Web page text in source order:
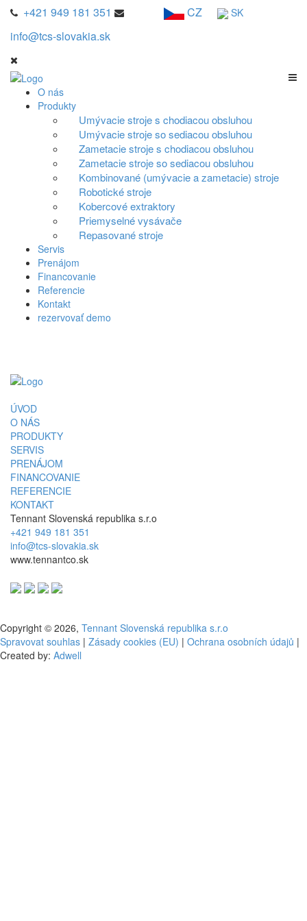
+421 949 181 351
info@tcs-slovakia.sk
CZ SK
O nás
Produkty
Umývacie stroje s chodiacou obsluhou
Umývacie stroje so sediacou obsluhou
Zametacie stroje s chodiacou obsluhou
Zametacie stroje so sediacou obsluhou
Kombinované (umývacie a zametacie) stroje
Robotické stroje
Kobercové extraktory
Priemyselné vysávače
Repasované stroje
Servis
Prenájom
Financovanie
Referencie
Kontakt
rezervovať demo
ÚVOD
O NÁS
PRODUKTY
SERVIS
PRENÁJOM
FINANCOVANIE
REFERENCIE
KONTAKT
Tennant Slovenská republika s.r.o
+421 949 181 351
info@tcs-slovakia.sk
www.tennantco.sk
Copyright © 2026, Tennant Slovenská republika s.r.o
Spravovat souhlas | Zásady cookies (EU) | Ochrana osobních údajů |
Created by: Adwell